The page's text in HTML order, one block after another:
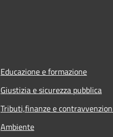
Educazione e formazione
Giustizia e sicurezza pubblica
Tributi,finanze e
Ambiente